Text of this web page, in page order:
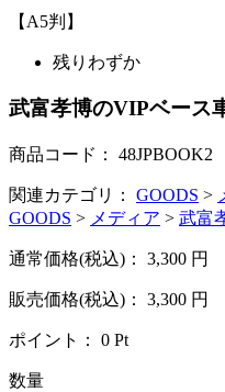
【A5判】
残りわずか
武富孝博のVIPベース
商品コード： 48JPBOOK2
関連カテゴリ： GOODS >
GOODS > メディア > 武富
通常価格(税込)： 3,300 円
販売価格(税込)： 3,300 円
ポイント： 0 Pt
数量